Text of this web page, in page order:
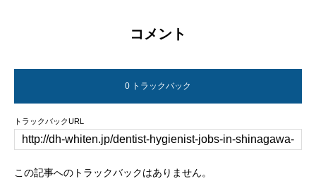
コメント
0 トラックバック
トラックバックURL
この記事へのトラックバックはありません。